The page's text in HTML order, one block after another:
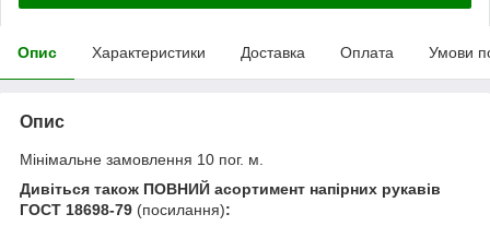
Опис Характеристики Доставка Оплата Умови
Опис
Мінімальне замовлення 10 пог. м.
Дивіться також ПОВНИЙ асортимент напірних рукавів
ГОСТ 18698-79 (посилання):